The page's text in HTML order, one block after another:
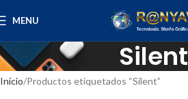
MENU
Silent
Inicio Productos etiquetados “Silent”